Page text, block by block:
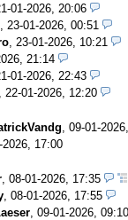
01-2026, 20:06
, 23-01-2026, 00:51
, 23-01-2026, 10:21
21:14
01-2026, 22:43
, 22-01-2026, 12:20
09-01-
2026, 17:00
08-01-2026, 17:35
08-01-2026, 17:55
09-01-2026, 09:10